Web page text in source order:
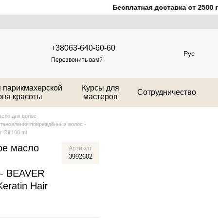
Бесплатная доставка от 2500
+38063-640-60-60
Перезвонить вам?
Рус
красоты
Курсы для
мастеров
Сотрудничество
для волос
повреждённых волос -
Oil 100 ml
масло
BEAVER
Hair
Артикул
3992602